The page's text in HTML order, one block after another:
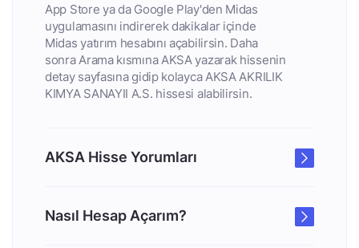
App Store ya da Google Play'den Midas
uygulamasını indirerek dakikalar içinde
Midas yatırım hesabını açabilirsin. Daha
sonra Arama kısmına AKSA yazarak hissenin
detay sayfasına gidip kolayca AKSA AKRILIK
KIMYA SANAYII A.S. hissesi alabilirsin.
AKSA Hisse Yorumları
Nasıl Hesap Açarım?